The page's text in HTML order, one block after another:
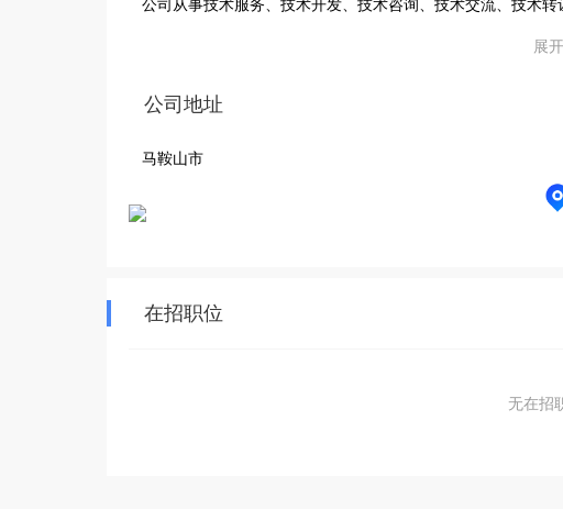
公司从事技术服务、技术开发、技术咨询、技术交流、技术转
展开
公司地址
马鞍山市
在招职位
无在招